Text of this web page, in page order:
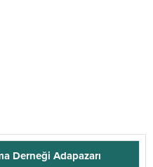
Derneği Adapazarı